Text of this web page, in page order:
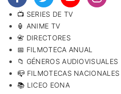
📺 SERIES DE TV
🏮 ANIME TV
📇 DIRECTORES
📅 FILMOTECA ANUAL
📁 GÉNEROS AUDIOVISUALES
📪 FILMOTECAS NACIONALES
📚 LICEO EONA